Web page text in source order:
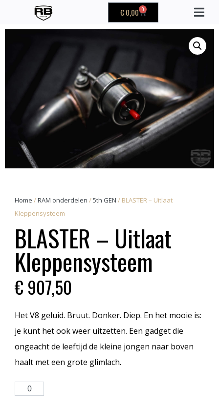
€0,00 0
Home /RAM onderdelen /5th GEN / BLASTER – Uitlaat
Kleppensysteem
BLASTER – Uitlaat
Kleppensysteem
€ 907,50
Het V8 geluid. Bruut. Donker. Diep. En het mooie is:
je kunt het ook weer uitzetten. Een gadget die
ongeacht de leeftijd de kleine jongen naar boven
haalt met een grote glimlach.